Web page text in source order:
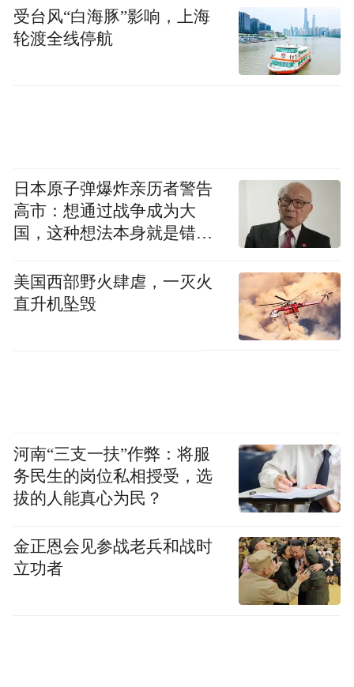
受台风“白海豚”影响，上海
轮渡全线停航
日本原子弹爆炸亲历者警告
高市：想通过战争成为大
国，这种想法本身就是错误
美国西部野火肆虐，一灭火
直升机坠毁
河南“三支一扶”作弊：将服
务民生的岗位私相授受，选
拔的人能真心为民？
金正恩会见参战老兵和战时
立功者